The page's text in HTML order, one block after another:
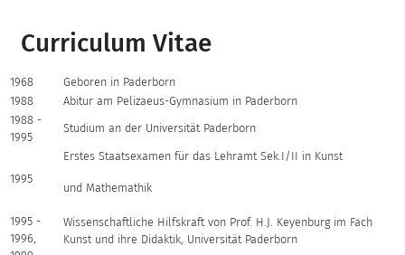
Curriculum Vitae
1968
Geboren in Paderborn
1988
Abitur am Pelizaeus-Gymnasium in Paderborn
1988 -
1995
Studium an der Universität Paderborn
1995
Erstes Staatsexamen für das Lehramt Sek.I/II in Kunst
und Mathemathik
1995 -
1996,
Wissenschaftliche Hilfskraft von Prof. H.J. Keyenburg im Fach
Kunst und ihre Didaktik, Universität Paderborn